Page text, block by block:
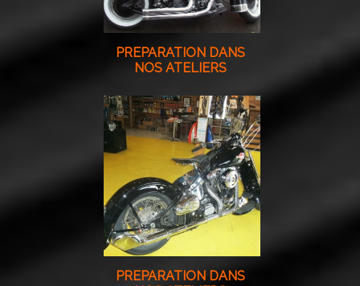
PREPARATION DANS
NOS ATELIERS
PREPARATION DANS